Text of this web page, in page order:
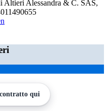
Altieri Alessandra & C. SAS,
qui